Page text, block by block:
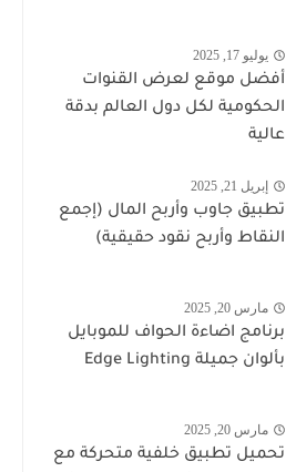
يوليو 17, 2025
أفضل موقع لعرض القنوات
الحكومية لكل دول العالم بدقة
عالية
إبريل 21, 2025
تطبيق جاوب وأربح المال (إجمع
النقاط وأربح نقود حقيقية)
مارس 20, 2025
برنامج اضاءة الحواف للموبايل
بألوان جميلة Edge Lighting
مارس 20, 2025
تحميل تطبيق خلفية متحركة مع